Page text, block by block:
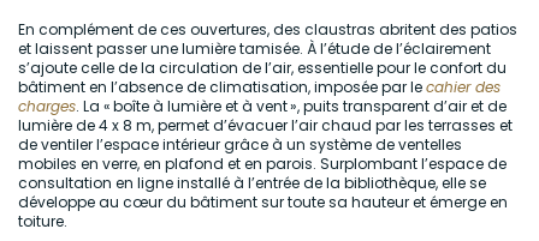
En complément de ces ouvertures, des claustras abritent des patios
et laissent passer une lumière tamisée. À l’étude de l’éclairement
s’ajoute celle de la circulation de l’air, essentielle pour le confort du
bâtiment en l’absence de climatisation, imposée par lecahier des
charges. La «boîte à lumière et à vent», puits transparent d’air et de
lumière de 4 x 8 m, permet d’évacuer l’air chaud par les terrasses et
de ventiler l’espace intérieur grâce à un système de ventelles
mobiles en verre, en plafond et en parois. Surplombant l’espace de
consultation en ligne installé à l’entrée de la bibliothèque, elle se
développe au cœur du bâtiment sur toute sa hauteur et émerge en
toiture.